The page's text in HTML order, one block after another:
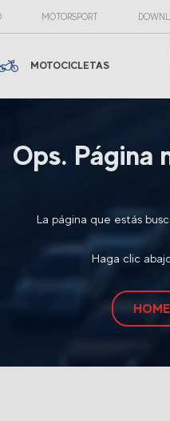
MOTORSPORT
MOTOCICLETAS
Ops. Página
La página que estás
Haga clic